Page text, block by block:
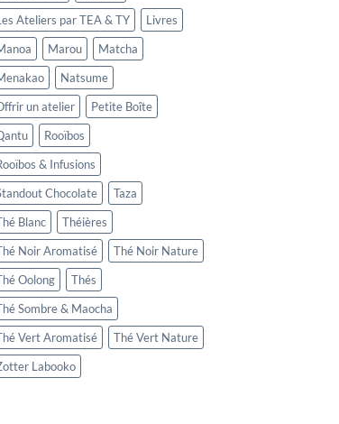
Ateliers par TEA & TY
Livres
Marou
Matcha
Natsume
un atelier
Petite Boîte
Rooïbos
& Infusions
Chocolate
Taza
Blanc
Théières
Noir Aromatisé
Thé Noir Nature
Oolong
Thés
Sombre & Maocha
Vert Aromatisé
Thé Vert Nature
Labooko